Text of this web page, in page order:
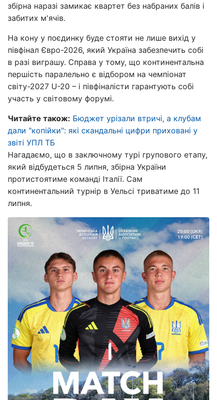
збірна наразі замикає квартет без набраних балів і
забитих м'ячів.
На кону у поєдинку буде стояти не лише вихід у
півфінал Євро-2026, який Україна забезпечить собі
в разі виграшу. Справа у тому, що континентальна
першість паралельно є відбором на чемпіонат
світу-2027 U-20 – і півфіналісти гарантують собі
участь у світовому форумі.
Читайте також: Бюджет урізали втричі, а клубам
дали "копійки": які скандальні цифри приховані у
звіті УПЛ ТБ
Нагадаємо, що в заключному турі групового етапу,
який відбудеться 5 липня, збірна України
протистоятиме команді Італії. Сам
континентальний турнір в Уельсі триватиме до 11
липня.